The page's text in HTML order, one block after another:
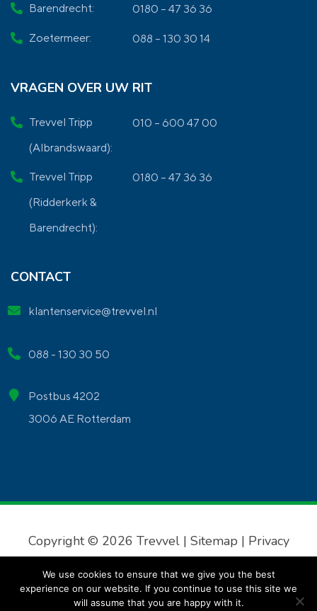
Barendrecht: 0180 – 47 36 36
Zoetermeer: 088 – 130 30 14
VRAGEN OVER UW RIT
Trevvel Tripp
(Albrandswaard):
010 – 600 47 00
Trevvel Tripp
(Ridderkerk &
Barendrecht):
0180 – 47 36 36
CONTACT
klantenservice@trevvel.nl
088 - 130 30 50
Postbus 4202
3006 AE Rotterdam
Copyright © 2026 Trevvel | Sitemap | Privacy
We use cookies to ensure that we give you the best
experience on our website. If you continue to use this site we
will assume that you are happy with it.